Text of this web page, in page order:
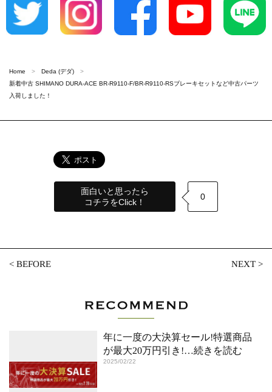
Home
Deda (デダ)
新着中古 SHIMANO DURA-ACE BR-R9110-F/BR-R9110-RSブレーキセットなど中古パーツ
入荷しました！
面白いと思ったら
コチラをClick！
0
<BEFORE NEXT>
年に一度の大決算セール!特選商品
が最大20万円引き!…続きを読む
2025/02/22